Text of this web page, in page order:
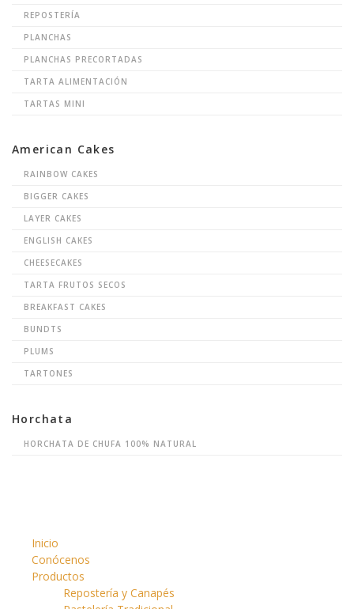
REPOSTERÍA
PLANCHAS
PLANCHAS PRECORTADAS
TARTA ALIMENTACIÓN
TARTAS MINI
American Cakes
RAINBOW CAKES
BIGGER CAKES
LAYER CAKES
ENGLISH CAKES
CHEESECAKES
TARTA FRUTOS SECOS
BREAKFAST CAKES
BUNDTS
PLUMS
TARTONES
Horchata
HORCHATA DE CHUFA 100% NATURAL
Inicio
Conócenos
Productos
Repostería y Canapés